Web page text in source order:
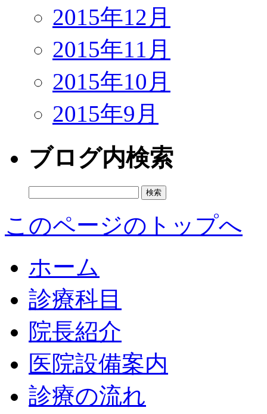
2015年12月
2015年11月
2015年10月
2015年9月
ブログ内検索
このページのトップへ
ホーム
診療科目
院長紹介
医院設備案内
診療の流れ